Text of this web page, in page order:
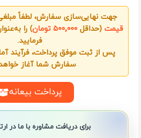
جهت نهایی‌سازی سفارش، لطفاً
قیمت (حداقل۵۰۰٬۰۰۰ تومان
) را
فرمایید.
پس از ثبت موفق پرداخت، فرآیند
سفارش شما آغاز
پرداخت بیعانه
برای دریافت مشاوره با ما در